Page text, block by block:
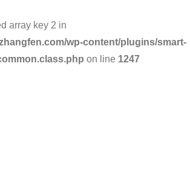
array key 2 in
wp-content/plugins/smart-
on line 1247